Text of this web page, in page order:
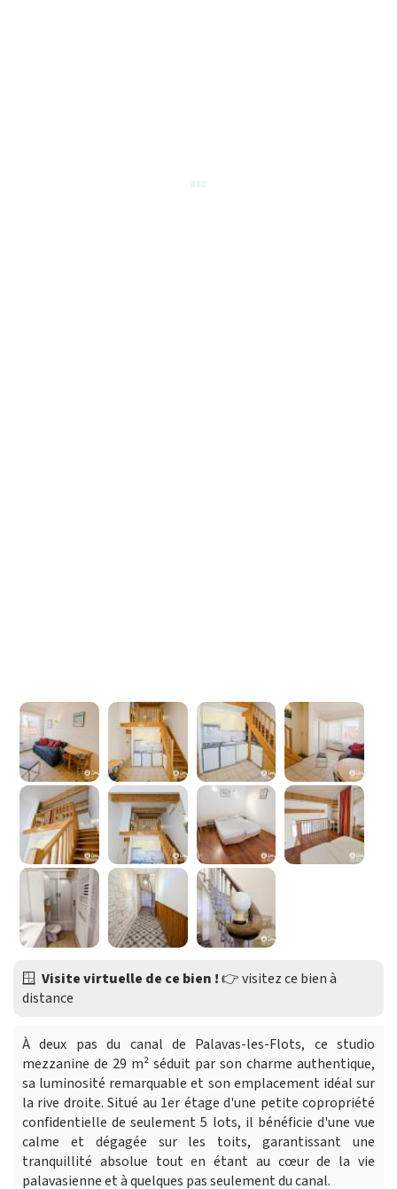
🪟 Visite virtuelle de ce bien !👉visitez ce bien à
distance
À deux pas du canal de Palavas-les-Flots, ce studio
mezzanine de 29 m² séduit par son charme authentique,
sa luminosité remarquable et son emplacement idéal sur
la rive droite. Situé au 1er étage d'une petite copropriété
confidentielle de seulement 5 lots, il bénéficie d'une vue
calme et dégagée sur les toits, garantissant une
tranquillité absolue tout en étant au cœur de la vie
palavasienne et à quelques pas seulement du canal.